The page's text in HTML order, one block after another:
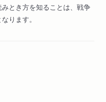
とき方を知ることは、戦争
ります。